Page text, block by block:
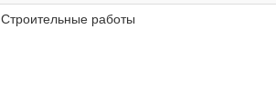
Строительные работы